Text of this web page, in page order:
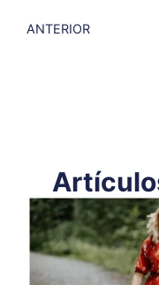
ANTERIOR